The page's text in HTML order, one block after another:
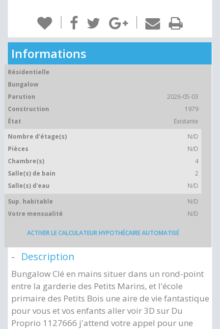
Informations
Résidentielle
Bungalow
Parution
2026-05-03
Construction
1979
État
Existante
Nombre d'étage(s)
N/D
Pièces
N/D
Chambre(s)
4
Salle(s) de bain
2
Salle(s) d'eau
N/D
Sup. habitable
N/D
Votre mensualité
N/D
ACTIVER LE CALCULATEUR HYPOTHÉCAIRE AUTOMATISÉ
Description
Bungalow Clé en mains situer dans un rond-point
entre la garderie des Petits Marins, et l'école
primaire des Petits Bois une aire de vie fantastique
pour vous et vos enfants aller voir 3D sur Du
Proprio 1127666 j'attend votre appel pour une